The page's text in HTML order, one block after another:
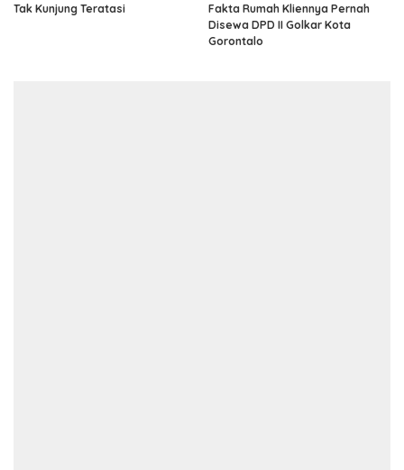
Tak Kunjung Teratasi
Fakta Rumah Kliennya Pernah
Disewa DPD II Golkar Kota
Gorontalo